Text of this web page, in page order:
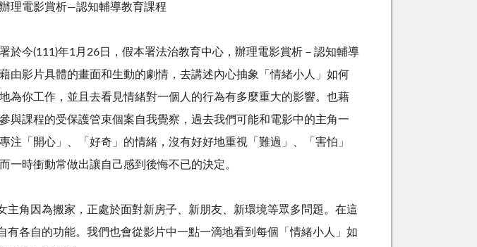
理電影賞析—認知輔導教育課程
於今(111)年1月 26日，假本署法治教育中心，辦理電影賞析－認知輔導
由影片具體的畫面和生動的劇情，去講述內心抽象「情緒小人」如何
為你工作，並且去看見情緒對一個人的行為有多麼重大的影響。也藉
與課程的受保護管束個案自我覺察，過去我們可能和電影中的主角一
注「開心」、「好奇」的情緒，沒有好好地重視「難過」、「害怕」
一時衝動常做出讓自己感到後悔不已的決定。
角因為搬家，正處於面對新房子、新朋友、新環境等眾多問題。在這
各自的功能。我們也會從影片中一點一滴地看到每個「情緒小人」如